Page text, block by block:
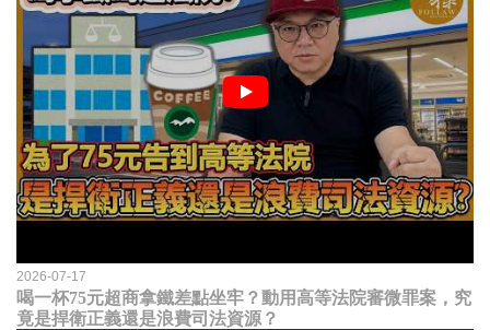
2026-07-17
喝一杯75元超商拿鐵差點坐牢？動用高等法院審微罪案，究
竟是捍衛正義還是浪費司法資源？